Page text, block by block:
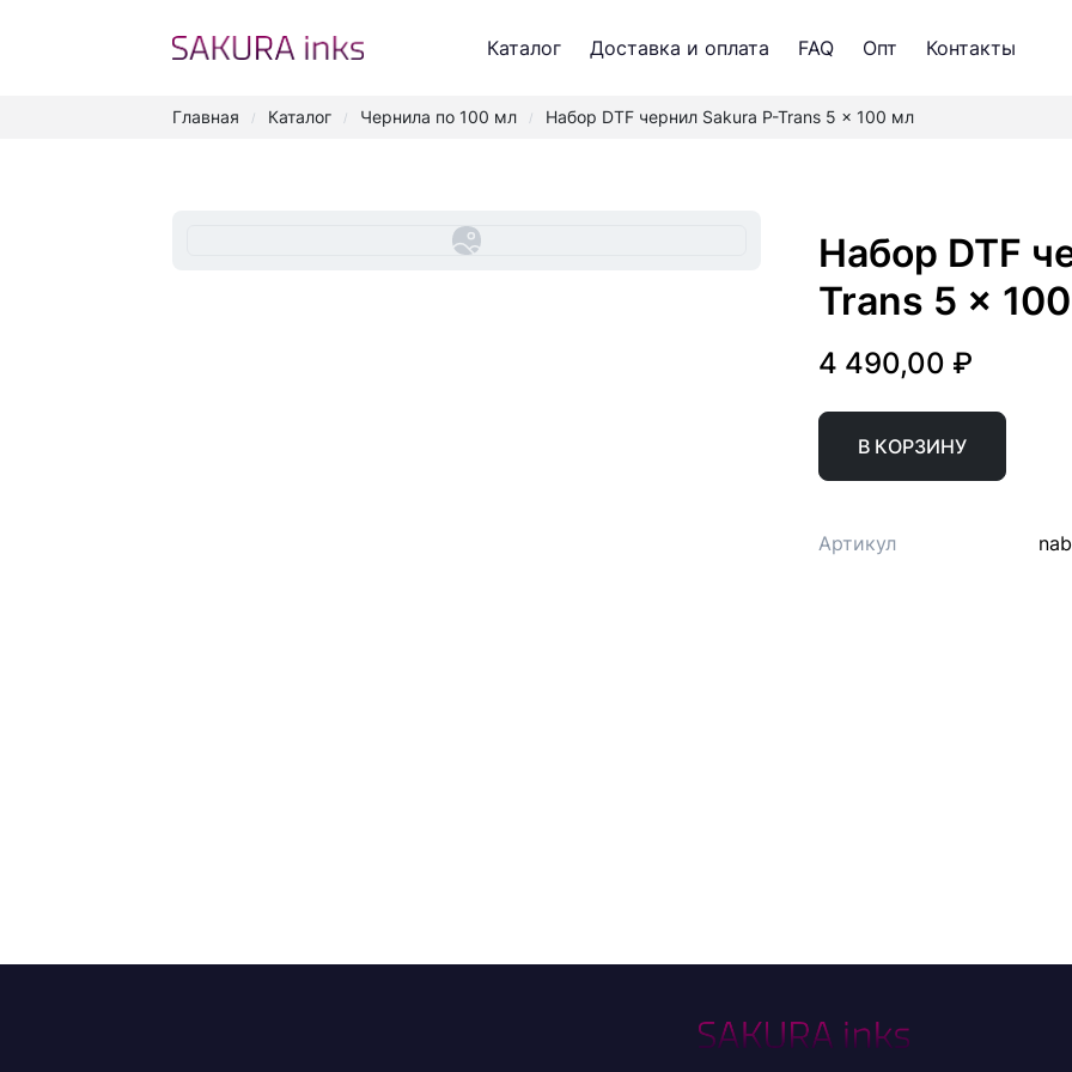
Каталог Доставка и оплата FAQ Опт Контакты
Главная / Каталог / Чернила по 100 мл / Набор DTF чернил Sakura P-Trans 5 x 100 мл
Набор DTF чернил Sakura P-
Trans 5 x
4 490,00 ₽
В КОРЗИНУ
Артикул